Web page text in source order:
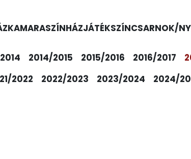
KAMARASZÍNHÁZJÁTÉKSZÍNCSARNOK/
2014/2015 2015/2016 2016/2017
2022
2022/2023 2023/2024 2024/